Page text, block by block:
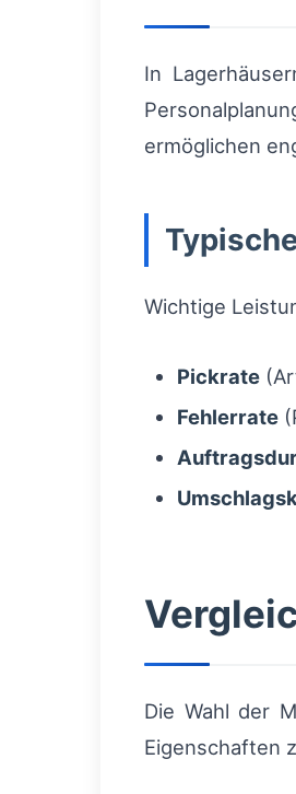
In
ermöglichen
Wichtige
Pickrate
Fehlerrate
Die Wahl der
Eigenschaften